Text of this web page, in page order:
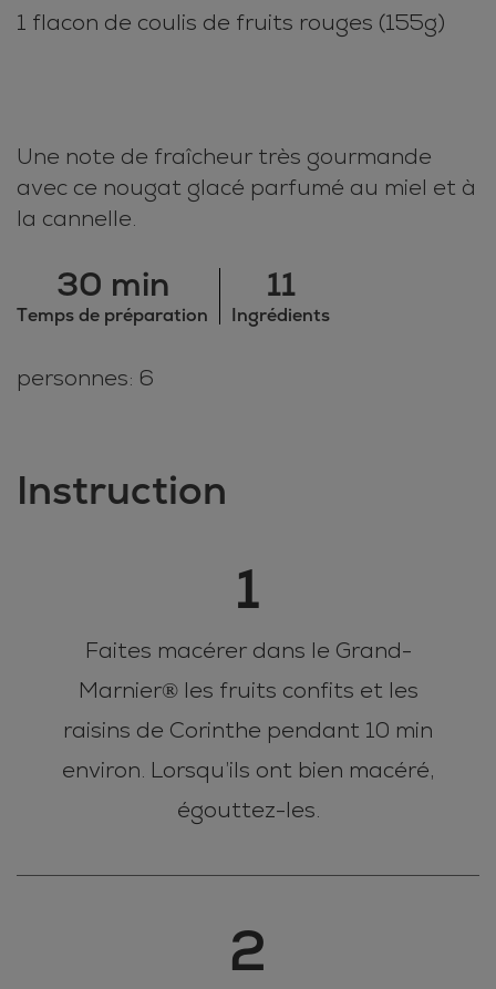
1 flacon de coulis de fruits rouges (155g)
Une note de fraîcheur très gourmande
avec ce nougat glacé parfumé au miel et à
la cannelle.
30 min
Temps de préparation
11
Ingrédients
personnes: 6
Instruction
1
Faites macérer dans le Grand-
Marnier® les fruits confits et les
raisins de Corinthe pendant 10 min
environ. Lorsqu’ils ont bien macéré,
égouttez-les.
2